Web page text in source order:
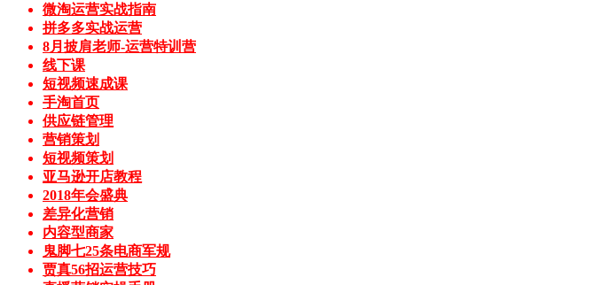
微淘运营实战指南
拼多多实战运营
8月披肩老师-运营特训营
线下课
短视频速成课
手淘首页
供应链管理
营销策划
短视频策划
亚马逊开店教程
2018年会盛典
差异化营销
内容型商家
鬼脚七25条电商军规
贾真56招运营技巧